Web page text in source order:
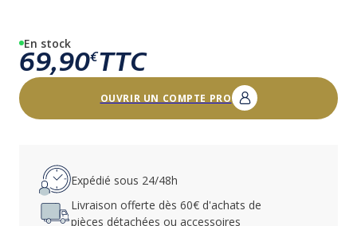
En stock
69,90€TTC
OUVRIR UN COMPTE PRO
Expédié sous 24/48h
Livraison offerte dès 60€ d'achats de
pièces détachées ou accessoires